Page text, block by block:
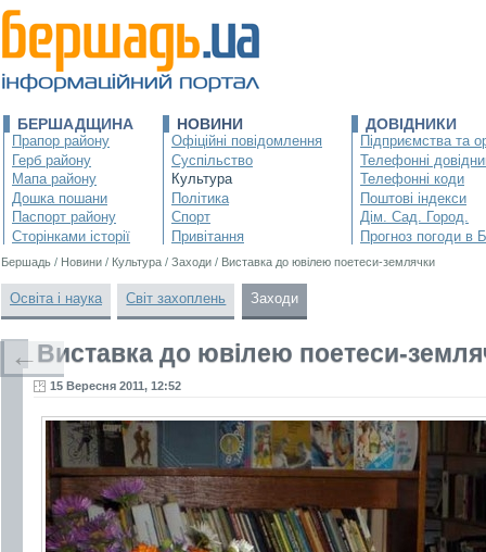
БЕРШАДЩИНА
Прапор району
Герб району
Мапа району
Дошка пошани
Паспорт району
Сторінками історії
НОВИНИ
Офіційні повідомлення
Суспільство
Культура
Політика
Спорт
Привітання
ДОВІДНИКИ
Підприємства та
Телефонні
Телефонні коди
Поштові індекси
Дім. Сад. Город.
Прогноз погоди в
Бершадь / Новини / Культура / Заходи / Виставка до ювілею поетеси-землячки
Освіта і наука Світ захоплень Заходи
Виставка до ювілею поетеси-
15 Вересня 2011, 12:52
←